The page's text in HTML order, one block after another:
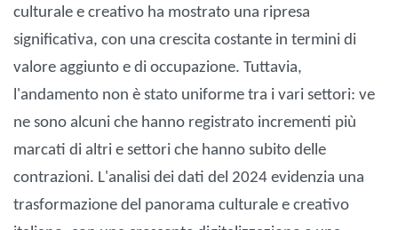
culturale e creativo ha mostrato una ripresa
significativa, con una crescita costante in termini di
valore aggiunto e di occupazione. Tuttavia,
l'andamento non è stato uniforme tra i vari settori: ve
ne sono alcuni che hanno registrato incrementi più
marcati di altri e settori che hanno subito delle
contrazioni. L'analisi dei dati del 2024 evidenzia una
trasformazione del panorama culturale e creativo